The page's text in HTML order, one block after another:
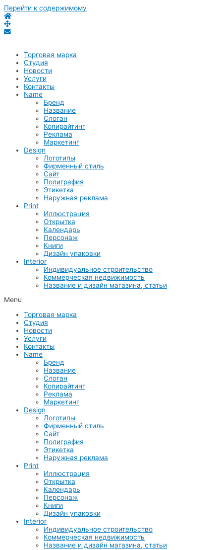
Перейти к содержимому
Торговая марка
Студия
Новости
Услуги
Контакты
Name
Бренд
Название
Слоган
Копирайтинг
Реклама
Маркетинг
Design
Логотипы
Фирменный стиль
Сайт
Полиграфия
Этикетка
Наружная реклама
Print
Иллюстрация
Открытка
Календарь
Персонаж
Книги
Дизайн упаковки
Interior
Индивидуальное строительство
Коммерческая недвижимость
Название и дизайн магазина, статьи
Menu
Торговая марка
Студия
Новости
Услуги
Контакты
Name
Бренд
Название
Слоган
Копирайтинг
Реклама
Маркетинг
Design
Логотипы
Фирменный стиль
Сайт
Полиграфия
Этикетка
Наружная реклама
Print
Иллюстрация
Открытка
Календарь
Персонаж
Книги
Дизайн упаковки
Interior
Индивидуальное строительство
Коммерческая недвижимость
Название и дизайн магазина, статьи